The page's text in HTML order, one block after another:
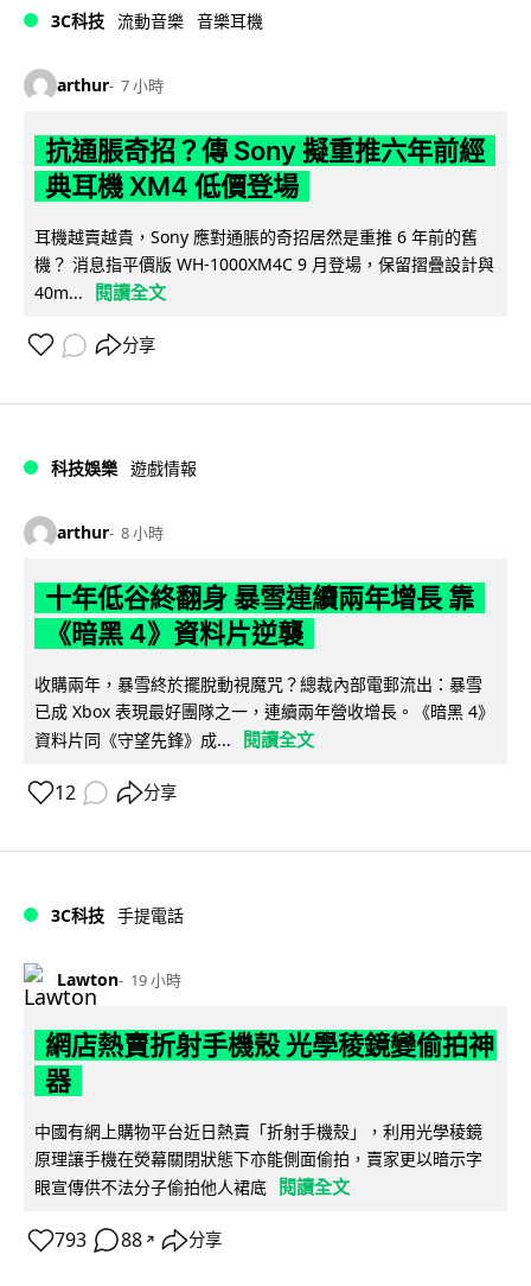
3C科技 流動音樂 音樂耳機
arthur 7 小時
抗通脹奇招？傳 Sony 擬重推六年前經
典耳機 XM4 低價登場
耳機越賣越貴，Sony 應對通脹的奇招居然是重推 6 年前的舊
機？ 消息指平價版 WH-1000XM4C 9 月登場，保留摺疊設計與
40m...
閱讀全文
分享
科技娛樂 遊戲情報
arthur 8 小時
十年低谷終翻身 暴雪連續兩年增長 靠
《暗黑 4》資料片逆襲
收購兩年，暴雪終於擺脫動視魔咒？總裁內部電郵流出：暴雪
已成 Xbox 表現最好團隊之一，連續兩年營收增長。《暗黑 4》
資料片同《守望先鋒》成...
閱讀全文
12 分享
3C科技 手提電話
Lawton 19 小時
網店熱賣折射手機殼 光學稜鏡變偷拍神
器
中國有網上購物平台近日熱賣「折射手機殼」，利用光學稜鏡
原理讓手機在熒幕關閉狀態下亦能側面偷拍，賣家更以暗示字
眼宣傳供不法分子偷拍他人裙底 閱讀全文
793 88 ↗ 分享